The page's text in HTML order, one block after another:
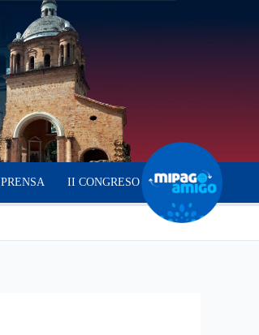
PRENSA II CONGRESO